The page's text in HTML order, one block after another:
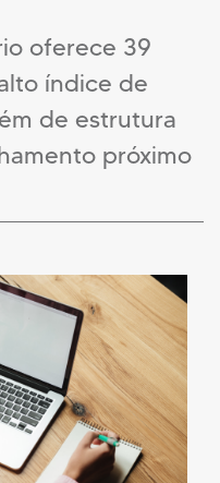
oferece 39
índice de
de estrutura
próximo